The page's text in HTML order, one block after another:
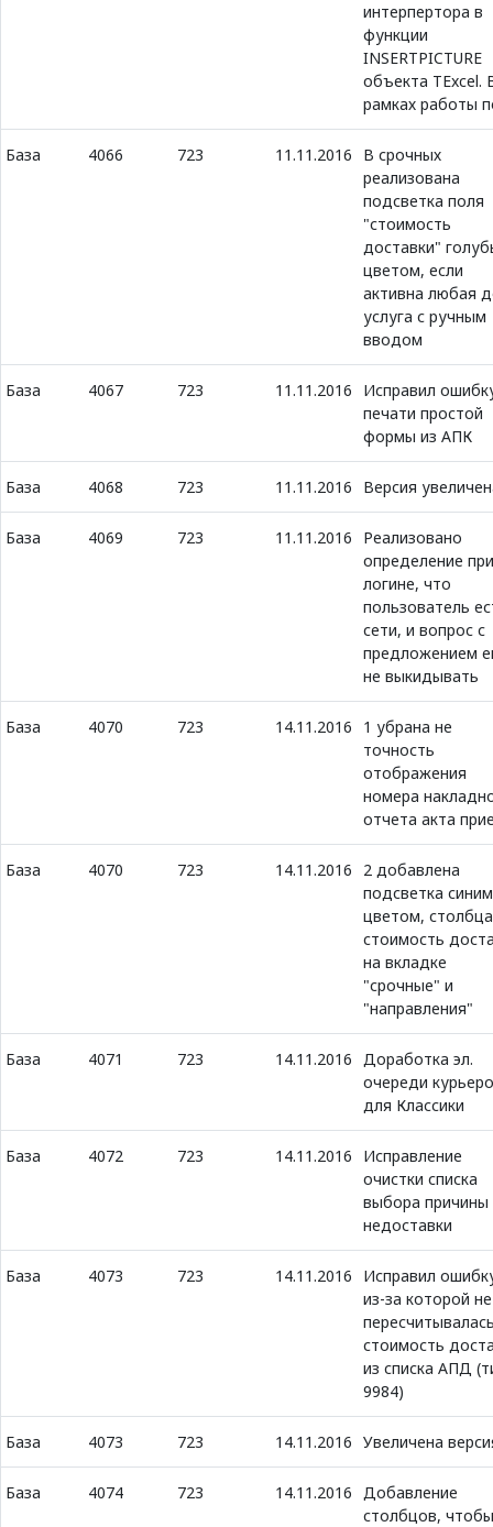
интерпертора в
функции
INSERTPICTURE
объекта TExcel.
рамках работы
База 4066 723 11.11.2016
В срочных
реализована
подсветка поля
"стоимость
доставки"
цветом, если
активна любая
услуга с ручным
вводом
База 4067 723 11.11.2016
Исправил
печати простой
формы из АПК
База 4068 723 11.11.2016 Версия
База 4069 723 11.11.2016
Реализовано
определение при
логине, что
пользователь
сети, и вопрос с
предложением
не выкидывать
База 4070 723 14.11.2016
1 убрана не
точность
отображения
номера
отчета акта
База 4070 723 14.11.2016
2 добавлена
подсветка синим
цветом, столбца
стоимость
на вкладке
"срочные" и
"направления"
База 4071 723 14.11.2016 Доработка эл.
очереди
для Классики
База 4072 723 14.11.2016
Исправление
очистки списка
выбора причины
недоставки
База 4073 723 14.11.2016
Исправил
из-за которой не
стоимость
из списка АПД
9984)
База 4073 723 14.11.2016 Увеличена
База 4074 723 14.11.2016 Добавление
столбцов, чтобы